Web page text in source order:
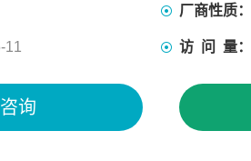
厂商性质：
11 访 问 量：
询